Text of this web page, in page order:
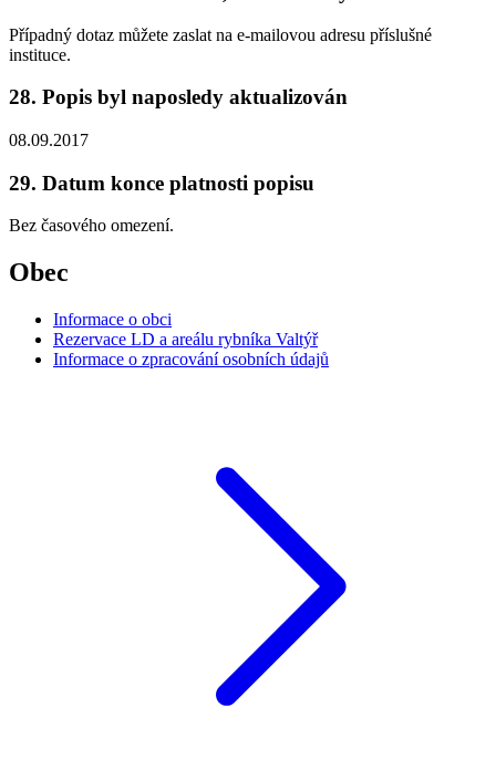
Případný dotaz můžete zaslat na e-mailovou adresu příslušné
instituce.
28. Popis byl naposledy aktualizován
08.09.2017
29. Datum konce platnosti popisu
Bez časového omezení.
Obec
Informace o obci
Rezervace LD a areálu rybníka Valtýř
Informace o zpracování osobních údajů